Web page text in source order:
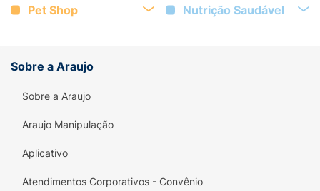
Pet Shop Nutrição Saudável
Sobre a Araujo
Sobre a Araujo
Araujo Manipulação
Aplicativo
Atendimentos Corporativos - Convênio